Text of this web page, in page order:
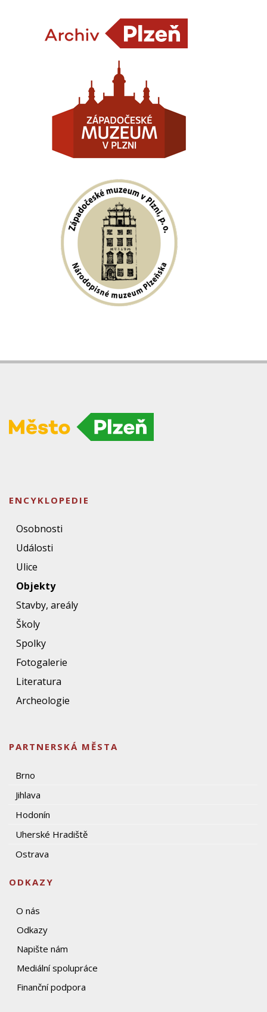
ENCYKLOPEDIE
Osobnosti
Události
Ulice
Objekty
Stavby, areály
Školy
Spolky
Fotogalerie
Literatura
Archeologie
PARTNERSKÁ MĚSTA
Brno
Jihlava
Hodonín
Uherské Hradiště
Ostrava
ODKAZY
O nás
Odkazy
Napište nám
Mediální spolupráce
Finanční podpora